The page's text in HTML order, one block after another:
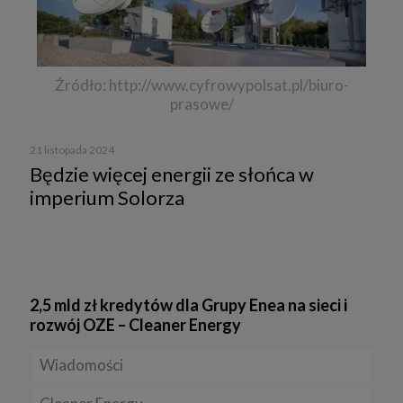
Źródło: http://www.cyfrowypolsat.pl/biuro-
prasowe/
21 listopada 2024
Będzie więcej energii ze słońca w
imperium Solorza
2,5 mld zł kredytów dla Grupy Enea na sieci i
rozwój OZE – Cleaner Energy
Wiadomości